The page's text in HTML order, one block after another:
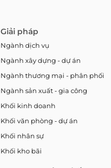
Giải pháp
Ngành dịch vụ
Ngành xây dựng - dự án
Ngành thương mại - phân phối
Ngành sản xuất - gia công
Khối kinh doanh
Khối văn phòng - dự án
Khối nhân sự
Khối kho bãi